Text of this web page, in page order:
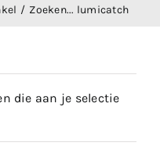
Zoeken... lumicatch
die aan je selectie